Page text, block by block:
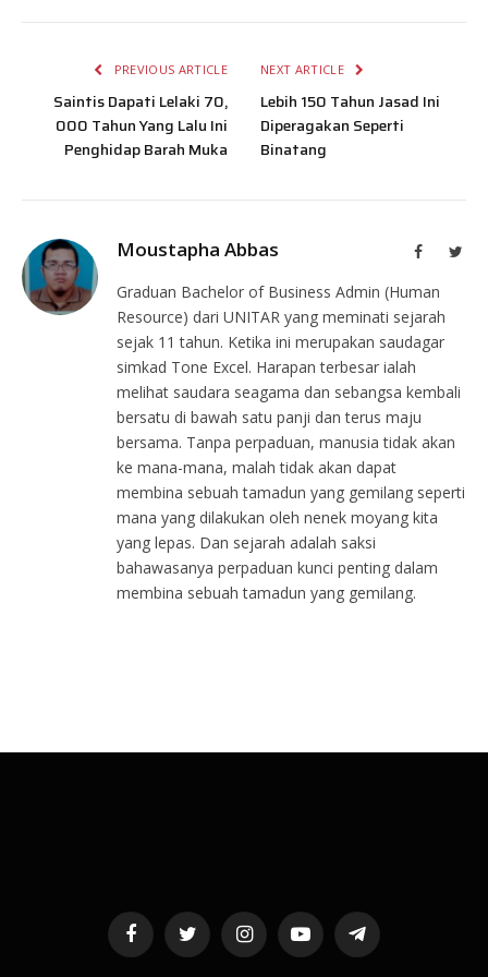
PREVIOUS ARTICLE
Saintis Dapati Lelaki 70,
000 Tahun Yang Lalu Ini
Penghidap Barah Muka
NEXT ARTICLE
Lebih 150 Tahun Jasad Ini
Diperagakan Seperti
Binatang
Moustapha Abbas Facebook
Graduan Bachelor of Business Admin (Human
Resource) dari UNITAR yang meminati sejarah
sejak 11 tahun. Ketika ini merupakan saudagar
simkad Tone Excel. Harapan terbesar ialah
melihat saudara seagama dan sebangsa kembali
bersatu di bawah satu panji dan terus maju
bersama. Tanpa perpaduan, manusia tidak akan
ke mana-mana, malah tidak akan dapat
membina sebuah tamadun yang gemilang seperti
mana yang dilakukan oleh nenek moyang kita
yang lepas. Dan sejarah adalah saksi
bahawasanya perpaduan kunci penting dalam
membina sebuah tamadun yang gemilang.
FacebookTwitter InstagramYouTubeTelegram